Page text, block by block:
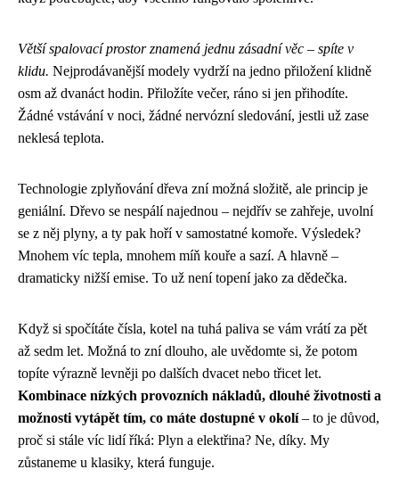
Větší spalovací prostor znamená jednu zásadní věc – spíte v
klidu. Nejprodávanější modely vydrží na jedno přiložení klidně
osm až dvanáct hodin. Přiložíte večer, ráno si jen přihodíte.
Žádné vstávání v noci, žádné nervózní sledování, jestli už zase
neklesá teplota.
Technologie zplyňování dřeva zní možná složitě, ale princip je
geniální. Dřevo se nespálí najednou – nejdřív se zahřeje, uvolní
se z něj plyny, a ty pak hoří v samostatné komoře. Výsledek?
Mnohem víc tepla, mnohem míň kouře a sazí. A hlavně –
dramaticky nižší emise. To už není topení jako za dědečka.
Když si spočítáte čísla, kotel na tuhá paliva se vám vrátí za pět
až sedm let. Možná to zní dlouho, ale uvědomte si, že potom
topíte výrazně levněji po dalších dvacet nebo třicet let.
Kombinace nízkých provozních nákladů, dlouhé životnosti a
možnosti vytápět tím, co máte dostupné v okolí– to je důvod,
proč si stále víc lidí říká: Plyn a elektřina? Ne, díky. My
zůstaneme u klasiky, která funguje.